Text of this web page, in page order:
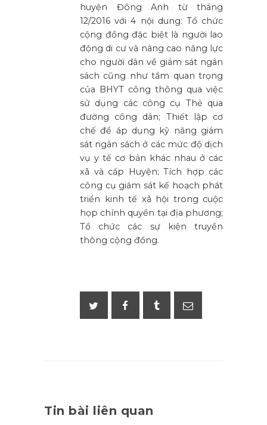
huyện Đông Anh từ tháng
12/2016 với 4 nội dung: Tổ chức
cộng đồng đặc biệt là người lao
động di cư và nâng cao năng lực
cho người dân về giám sát ngân
sách cũng như tầm quan trọng
của BHYT công thông qua việc
sử dụng các công cụ Thẻ qua
đường công dân; Thiết lập cơ
chế để áp dụng kỹ năng giám
sát ngân sách ở các mức độ dịch
vụ y tế cơ bản khác nhau ở các
xã và cấp Huyện; Tích hợp các
công cụ giám sát kế hoạch phát
triển kinh tế xã hội trong cuộc
họp chính quyền tại địa phương;
Tổ chức các sự kiện truyền
thông cộng đồng.
Tin bài liên quan